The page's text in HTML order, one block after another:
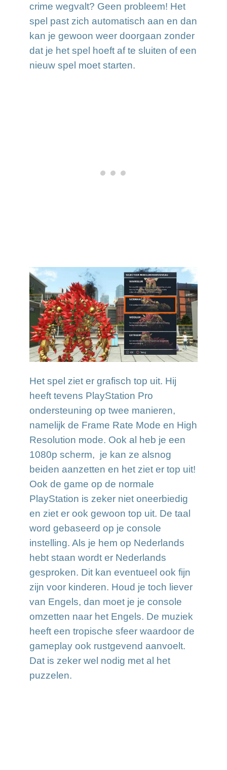
crime wegvalt? Geen probleem! Het
spel past zich automatisch aan en dan
kan je gewoon weer doorgaan zonder
dat je het spel hoeft af te sluiten of een
nieuw spel moet starten.
Het spel ziet er grafisch top uit. Hij
heeft tevens PlayStation Pro
ondersteuning op twee manieren,
namelijk de Frame Rate Mode en High
Resolution mode. Ook al heb je een
1080p scherm, je kan ze alsnog
beiden aanzetten en het ziet er top uit!
Ook de game op de normale
PlayStation is zeker niet oneerbiedig
en ziet er ook gewoon top uit. De taal
word gebaseerd op je console
instelling. Als je hem op Nederlands
hebt staan wordt er Nederlands
gesproken. Dit kan eventueel ook fijn
zijn voor kinderen. Houd je toch liever
van Engels, dan moet je je console
omzetten naar het Engels. De muziek
heeft een tropische sfeer waardoor de
gameplay ook rustgevend aanvoelt.
Dat is zeker wel nodig met al het
puzzelen.